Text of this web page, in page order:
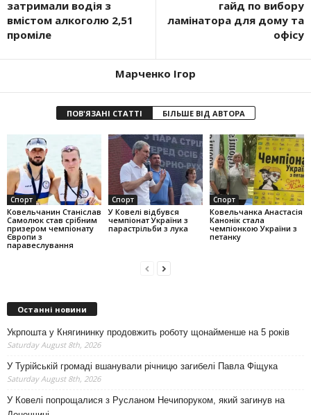
затримали водія з
вмістом алкоголю 2,51
проміле
гайд по вибору
ламінатора для дому та
офісу
Марченко Ігор
ПОВ'ЯЗАНІ СТАТТІ БІЛЬШЕ ВІД АВТОРА
Спорт
Ковельчанин Станіслав
Самолюк став срібним
призером чемпіонату
Європи з
паравеслування
Спорт
У Ковелі відбувся
чемпіонат України з
парастрільби з лука
Спорт
Ковельчанка Анастасія
Канонік стала
чемпіонкою України з
петанку
Останні новини
Укрпошта у Княгининку продовжить роботу щонайменше на 5 років
Saturday August 8th, 2026
У Турійській громаді вшанували річницю загибелі Павла Фіщука
Saturday August 8th, 2026
У Ковелі попрощалися з Русланом Нечипоруком, який загинув на